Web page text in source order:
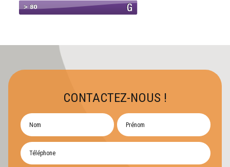
CONTACTEZ-NOUS !